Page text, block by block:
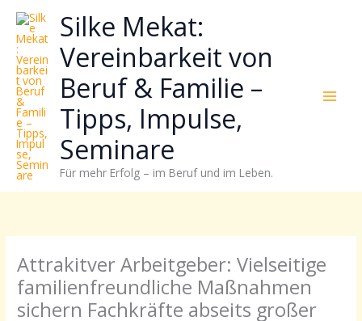
Zum
Inhalt
springen
Silke Mekat:
Vereinbarkeit von
Beruf & Familie –
Tipps, Impulse,
Seminare
Für mehr Erfolg – im Beruf und im Leben.
Attrakitver Arbeitgeber: Vielseitige
familienfreundliche Maßnahmen
sichern Fachkräfte abseits großer
wie
sich
Stress
reduzieren
Energie
gezielter
einsetzen
lässt?
Einfach